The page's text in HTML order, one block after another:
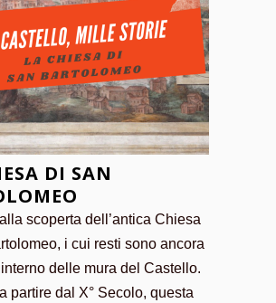
DI SAN
scoperta dell’antica Chiesa
i cui resti sono ancora
delle mura del Castello.
partire dal X° Secolo, questa